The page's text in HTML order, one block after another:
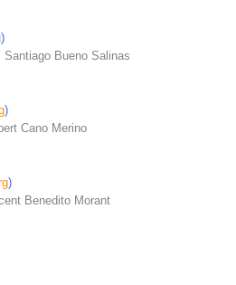
)
Santiago Bueno Salinas
)
Cano Merino
)
Benedito Morant